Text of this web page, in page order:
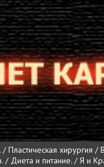
Пластическая хирургия
/ Диета и питание. / Я и